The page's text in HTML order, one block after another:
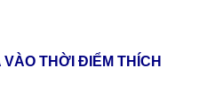
VÀO THỜI ĐIỂM THÍCH